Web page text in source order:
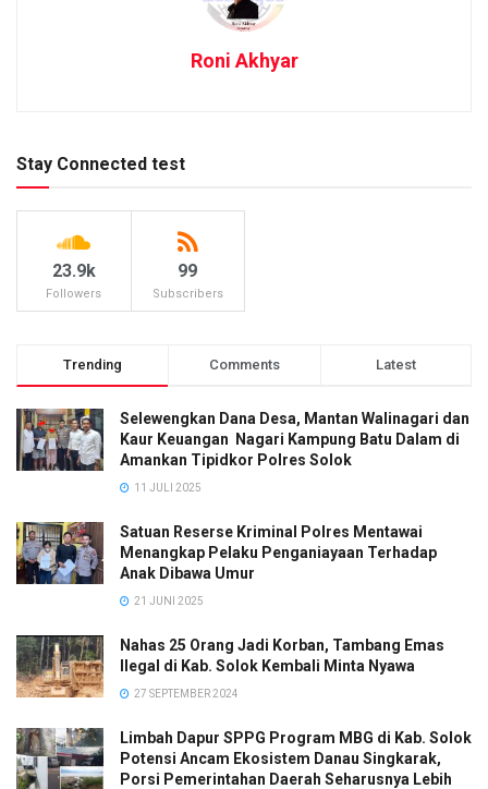
Roni Akhyar
Stay Connected test
23.9k
Followers
99
Subscribers
Trending Comments Latest
Selewengkan Dana Desa, Mantan Walinagari dan
Kaur Keuangan Nagari Kampung Batu Dalam di
Amankan Tipidkor Polres Solok
11 JULI 2025
Satuan Reserse Kriminal Polres Mentawai
Menangkap Pelaku Penganiayaan Terhadap
Anak Dibawa Umur
21 JUNI 2025
Nahas 25 Orang Jadi Korban, Tambang Emas
Ilegal di Kab. Solok Kembali Minta Nyawa
27 SEPTEMBER 2024
Limbah Dapur SPPG Program MBG di Kab. Solok
Potensi Ancam Ekosistem Danau Singkarak,
Porsi Pemerintahan Daerah Seharusnya Lebih